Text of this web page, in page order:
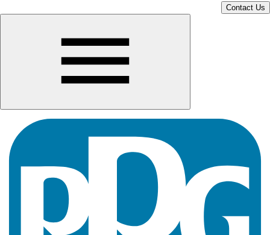
Contact Us